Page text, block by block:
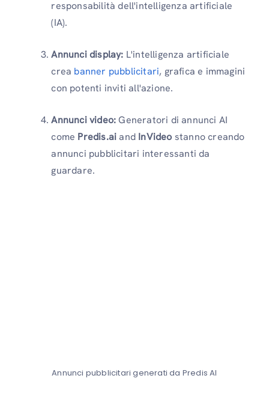
responsabilità dell'intelligenza artificiale
(IA).
Annunci display: L'intelligenza artificiale
crea banner pubblicitari, grafica e immagini
con potenti inviti all'azione.
Annunci video:Generatori di annunci AI
come Predis.aiand InVideo stanno creando
annunci pubblicitari interessanti da
guardare.
Annunci pubblicitari generati da Predis AI